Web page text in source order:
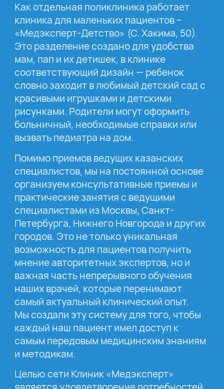
Как отдельная поликлиника работает
клиника для маленьких пациентов –
«Медэксперт-Детство» (С. Хакима, 50).
Это разделение создано для удобства
мам, пап и их детишек, в клинике
соответствующий дизайн — ребенок
словно заходит в любимый детский сад с
красивыми игрушками и детскими
рисунками. Родители могут оформить
больничный, необходимые справки или
вызвать педиатра на дом.
Помимо приемов ведущих казанских
специалистов, мы на постоянной основе
организуем консультативные приемы и
практические занятия с ведущими
специалистами из Москвы, Санкт-
Петербурга, Нижнего Новгорода и других
городов. Это не только уникальная
возможность для пациентов получить
мнение авторитетных экспертов, но и
важная часть непрерывного обучения
наших врачей, которые перенимают
самый актуальный клинический опыт.
Мы создали эту систему для того, чтобы
каждый наш пациент имел доступ к
самым передовым медицинским знаниям
и методикам.
Целью сети Клиник «Медэксперт»